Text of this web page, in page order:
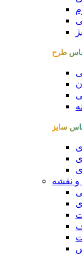
طرح
سایز
و نقشه